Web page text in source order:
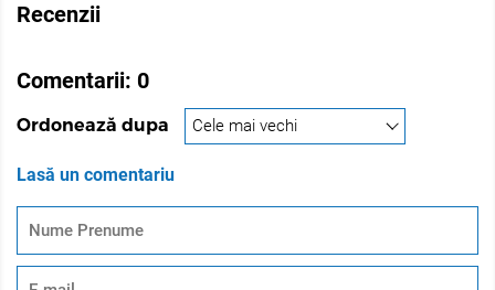
Recenzii
Comentarii: 0
Ordonează dupa
Lasă un comentariu